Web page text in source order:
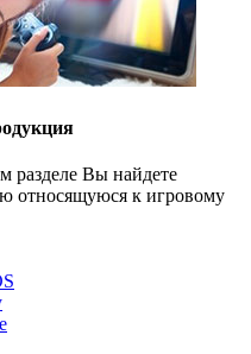
разделе Вы найдете
относящуюся к игровому